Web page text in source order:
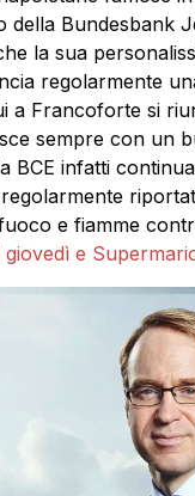
della Bundesbank
la sua
regolarmente
a Francoforte si
sempre con un
BCE infatti
e fiamme
e